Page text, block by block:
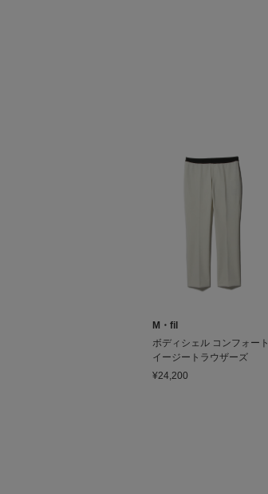
M・fil
ボディシェル コンフォート
イージートラウザーズ
¥24,200